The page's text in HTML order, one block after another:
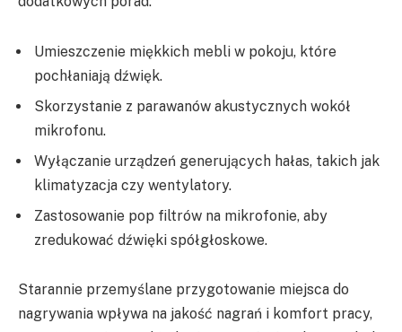
Umieszczenie miękkich mebli w pokoju, które
pochłaniają dźwięk.
Skorzystanie z parawanów akustycznych wokół
mikrofonu.
Wyłączanie urządzeń generujących hałas, takich jak
klimatyzacja czy wentylatory.
Zastosowanie pop filtrów na mikrofonie, aby
zredukować dźwięki spółgłoskowe.
Starannie przemyślane przygotowanie miejsca do
nagrywania wpływa na jakość nagrań i komfort pracy,